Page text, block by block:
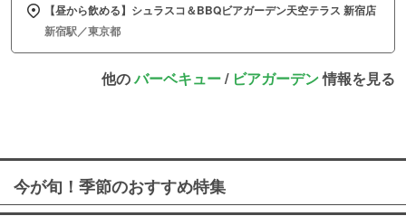
【昼から飲める】シュラスコ＆BBQビアガーデン天空テラス 新宿店
新宿駅／東京都
他のバーベキュー/ ビアガーデン情報を見る
今が旬！季節のおすすめ特集